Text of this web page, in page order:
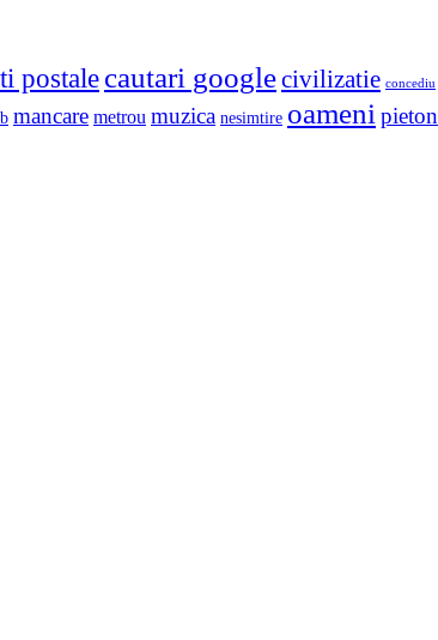
postale cautari googlecivilizatie concediu
mancare metrou muzica nesimtire oameni pieton